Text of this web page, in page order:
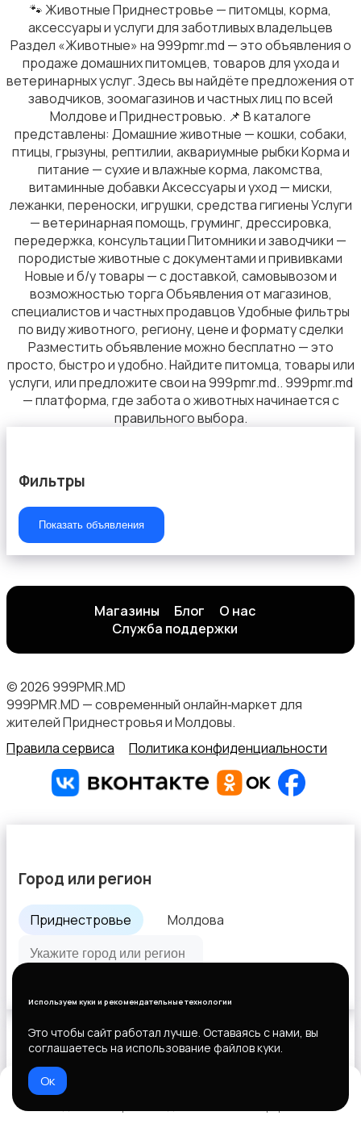
🐾 Животные Приднестровье — питомцы, корма,
аксессуары и услуги для заботливых владельцев
Раздел «Животные» на 999pmr.md — это объявления о
продаже домашних питомцев, товаров для ухода и
ветеринарных услуг. Здесь вы найдёте предложения от
заводчиков, зоомагазинов и частных лиц по всей
Молдове и Приднестровью. 📌 В каталоге
представлены: Домашние животные — кошки, собаки,
птицы, грызуны, рептилии, аквариумные рыбки Корма и
питание — сухие и влажные корма, лакомства,
витаминные добавки Аксессуары и уход — миски,
лежанки, переноски, игрушки, средства гигиены Услуги
— ветеринарная помощь, груминг, дрессировка,
передержка, консультации Питомники и заводчики —
породистые животные с документами и прививками
Новые и б/у товары — с доставкой, самовывозом и
возможностью торга Объявления от магазинов,
специалистов и частных продавцов Удобные фильтры
по виду животного, региону, цене и формату сделки
Разместить объявление можно бесплатно — это
просто, быстро и удобно. Найдите питомца, товары или
услуги, или предложите свои на 999pmr.md.. 999pmr.md
— платформа, где забота о животных начинается с
правильного выбора.
Фильтры
Показать объявления
Магазины Блог
О нас
Служба поддержки
© 2026 999PMR.MD
999PMR.MD — современный онлайн‑маркет для
жителей Приднестровья и Молдовы.
Правила сервиса
Политика конфиденциальности
Используем куки и рекомендательные технологии
Это чтобы сайт работал лучше. Оставаясь с нами, вы
соглашаетесь на использование файлов куки.
Ок
Город или регион
Приднестровье Молдова
Выберите способ оплаты